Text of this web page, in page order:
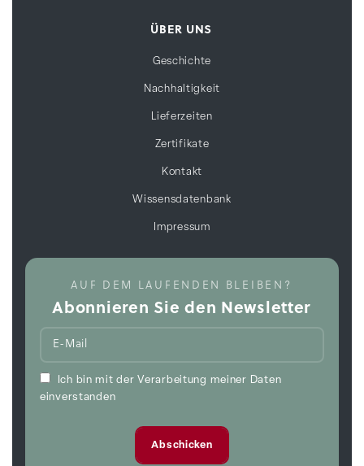
ÜBER UNS
Geschichte
Nachhaltigkeit
Lieferzeiten
Zertifikate
Kontakt
Wissensdatenbank
Impressum
AUF DEM LAUFENDEN BLEIBEN?
Abonnieren Sie den Newsletter
Ich bin mit der Verarbeitung meiner Daten
einverstanden